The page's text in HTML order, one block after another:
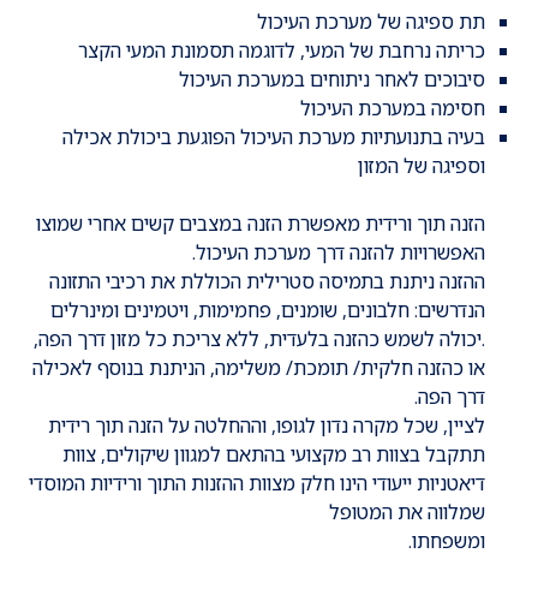
תת ספיגה של מערכת העיכול
כריתה נרחבת של המעי, לדוגמה תסמונת המעי הקצר
סיבוכים לאחר ניתוחים במערכת העיכול
חסימה במערכת העיכול
בעיה בתנועתיות מערכת העיכול הפוגעת ביכולת אכילה
וספיגה של המזון
הזנה תוך ורידית מאפשרת הזנה במצבים קשים אחרי שמוצו
האפשרויות להזנה דרך מערכת העיכול.
ההזנה ניתנת בתמיסה סטרילית הכוללת את רכיבי התזונה
הנדרשים: חלבונים, שומנים, פחמימות, ויטמינים ומינרלים
.יכולה לשמש כהזנה בלעדית, ללא צריכת כל מזון דרך הפה,
או כהזנה חלקית/ תומכת/ משלימה, הניתנת בנוסף לאכילה
דרך הפה.
לציין, שכל מקרה נדון לגופו, וההחלטה על הזנה תוך רידית
תתקבל בצוות רב מקצועי בהתאם למגוון שיקולים, צוות
דיאטניות ייעודי הינו חלק מצוות ההזנות התוך ורידיות המוסדי
שמלווה את המטופל
ומשפחתו.